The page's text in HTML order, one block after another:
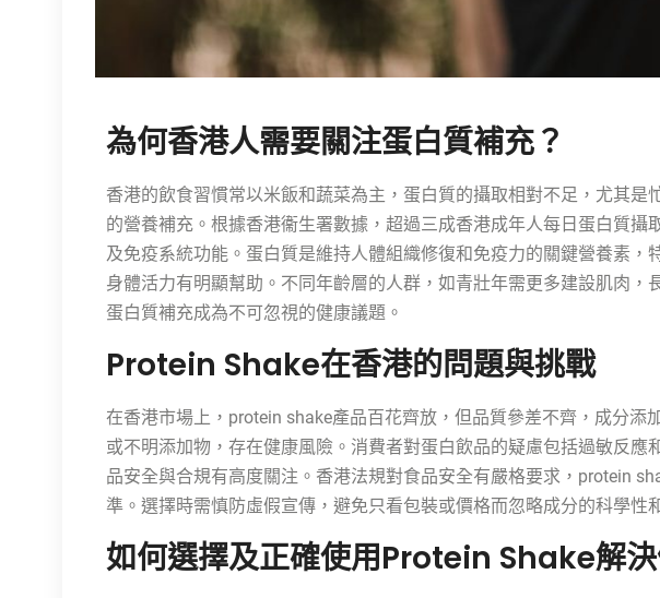
為何香港人需要關注蛋白質補充？
香港的飲食習慣常以米飯和蔬菜為主，蛋白質的攝取相對不足，尤其是
的營養補充。根據香港衞生署數據，超過三成香港成年人每日蛋白質攝
及免疫系統功能。蛋白質是維持人體組織修復和免疫力的關鍵營養素，
身體活力有明顯幫助。不同年齡層的人群，如青壯年需更多建設肌肉，
蛋白質補充成為不可忽視的健康議題。
Protein Shake在香港的問題與挑戰
在香港市場上，protein shake產品百花齊放，但品質參差不齊，成分添
或不明添加物，存在健康風險。消費者對蛋白飲品的疑慮包括過敏反應
品安全與合規有高度關注。香港法規對食品安全有嚴格要求，protein
準。選擇時需慎防虛假宣傳，避免只看包裝或價格而忽略成分的科學性
如何選擇及正確使用Protein Shake解決